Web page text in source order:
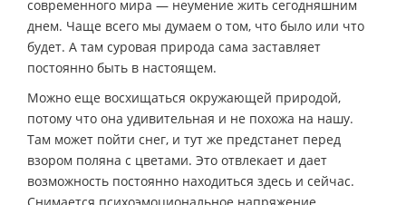
современного мира — неумение жить сегодняшним
днем. Чаще всего мы думаем о том, что было или что
будет. А там суровая природа сама заставляет
постоянно быть в настоящем.
Можно еще восхищаться окружающей природой,
потому что она удивительная и не похожа на нашу.
Там может пойти снег, и тут же предстанет перед
взором поляна с цветами. Это отвлекает и дает
возможность постоянно находиться здесь и сейчас.